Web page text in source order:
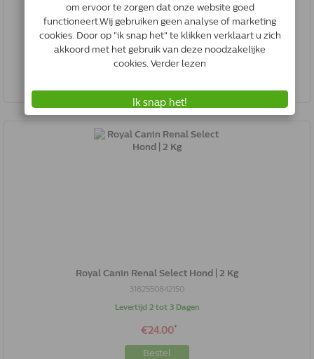
Op voorraad & gratis verzonden
€79.72 *
Bestel
Royal Canin Renal Select Hond | 2 Kg
3182550842150
Levertijd 2 tot 3 Dagen
€24.00*
Bestel